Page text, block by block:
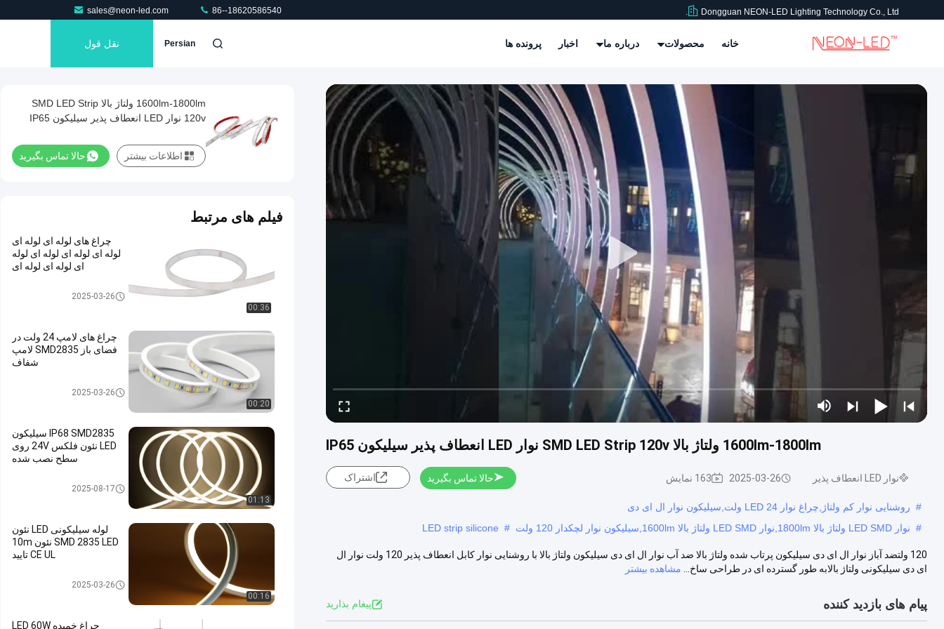
Dongguan NEON-LED Lighting Technology Co., Ltd.
sales@neon-led.com 86--18620586540
خانه محصولات درباره ما اخبار پرونده ها Persian نقل قول
1600lm-1800lm ولتاژ بالا SMD LED Strip 120v نوار LED انعطاف پذیر سیلیکون IP65
نوار LED انعطاف پذیر 2025-03-26 163 نمایش حالا تماس بگیرید اشتراک
# روشنایی نوار کم ولتاژ,چراغ نوار LED 24 ولت,سیلیکون نوار ال ای دی
# نوار LED SMD ولتاژ بالا 1800lm,نوار LED SMD ولتاژ بالا 1600lm,سیلیکون نوار لچکدار 120 ولت #
LED strip silicone
120 ولتضد آباز نوار ال ای دی سیلیکون پرتاب شده ولتاژ بالا ضد آب نوار ال ای دی سیلیکون ولتاژ بالا با روشنایی نوار کابل انعطاف پذیر 120 ولت نوار ال
ای دی سیلیکونی ولتاژ بالابه طور گسترده ای در طراحی ساخ...
مشاهده بیشتر
پیام های بازدید کننده پيغام بذاريد
1600lm-1800lm ولتاژ بالا SMD LED Strip
120v نوار LED انعطاف پذیر سیلیکون IP65
حالا تماس بگیرید اطلاعات بیشتر
فیلم های مرتبط
00:36
چراغ های لوله ای لوله ای
لوله ای لوله ای لوله ای لوله
ای لوله ای لوله ای
نوار LED انعطاف پذیر
2025-03-26
00:20
چراغ های لامپ 24 ولت در
فضای باز SMD2835 لامپ
شفاف
نوار LED انعطاف پذیر
2025-03-26
01:13
IP68 SMD2835 سیلیکون
LED نئون فلکس 24V روی
سطح نصب شده
چراغ سیم نیون سیلیکونی ال ای د
2025-08-17
00:16
لوله سیلیکونی LED نئون
SMD 2835 LED نئون 10m
CE UL تایید
چراغ سیم نیون سیلیکونی ال ای د
2025-03-26
چراغ خمیده LED 60W